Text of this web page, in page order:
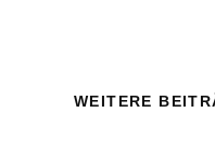
WEITERE